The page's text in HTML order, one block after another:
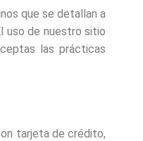
que se detallan a
uso de nuestro sitio
las prácticas
tarjeta de crédito,